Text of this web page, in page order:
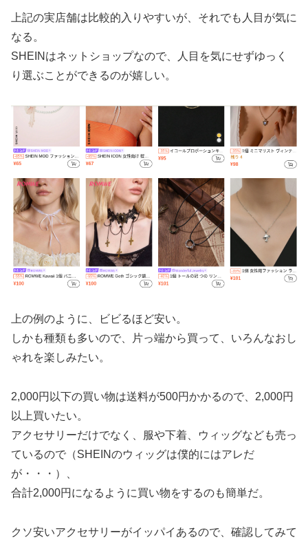
上記の実店舗は比較的入りやすいが、それでも人目が気に
なる。
SHEINはネットショップなので、人目を気にせずゆっく
り選ぶことができるのが嬉しい。
上の例のように、ビビるほど安い。
しかも種類も多いので、片っ端から買って、いろんなおし
ゃれを楽しみたい。
2,000円以下の買い物は送料が500円かかるので、2,000円
以上買いたい。
アクセサリーだけでなく、服や下着、ウィッグなども売っ
ているので（SHEINのウィッグは僕的にはアレだ
が・・・）、
合計2,000円になるように買い物をするのも簡単だ。
クソ安いアクセサリーがイッパイあるので、確認してみて